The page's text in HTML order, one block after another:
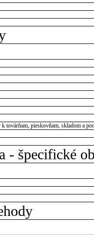
továrňam, pieskovňam, skladom a
- špecifické